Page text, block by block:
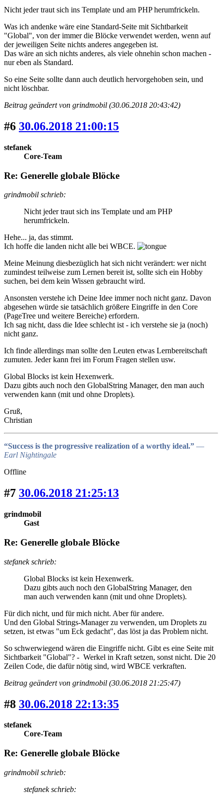
Nicht jeder traut sich ins Template und am PHP herumfrickeln.
Was ich andenke wäre eine Standard-Seite mit Sichtbarkeit
"Global", von der immer die Blöcke verwendet werden, wenn auf
der jeweiligen Seite nichts anderes angegeben ist.
Das wäre an sich nichts anderes, als viele ohnehin schon machen -
nur eben als Standard.
So eine Seite sollte dann auch deutlich hervorgehoben sein, und
nicht löschbar.
Beitrag geändert von grindmobil (30.06.2018 20:43:42)
#6 30.06.2018 21:00:15
stefanek
Core-Team
Re: Generelle globale Blöcke
grindmobil schrieb:
Nicht jeder traut sich ins Template und am PHP
herumfrickeln.
Hehe... ja, das stimmt.
Ich hoffe die landen nicht alle bei WBCE.
Meine Meinung diesbezüglich hat sich nicht verändert: wer nicht
zumindest teilweise zum Lernen bereit ist, sollte sich ein Hobby
suchen, bei dem kein Wissen gebraucht wird.
Ansonsten verstehe ich Deine Idee immer noch nicht ganz. Davon
abgesehen würde sie tatsächlich größere Eingriffe in den Core
(PageTree und weitere Bereiche) erfordern.
Ich sag nicht, dass die Idee schlecht ist - ich verstehe sie ja (noch)
nicht ganz.
Ich finde allerdings man sollte den Leuten etwas Lernbereitschaft
zumuten. Jeder kann frei im Forum Fragen stellen usw.
Global Blocks ist kein Hexenwerk.
Dazu gibts auch noch den GlobalString Manager, den man auch
verwenden kann (mit und ohne Droplets).
Gruß,
Christian
“Success is the progressive realization of a worthy ideal.” ―
Earl Nightingale
Offline
#7 30.06.2018 21:25:13
grindmobil
Gast
Re: Generelle globale Blöcke
stefanek schrieb:
Global Blocks ist kein Hexenwerk.
Dazu gibts auch noch den GlobalString Manager, den
man auch verwenden kann (mit und ohne Droplets).
Für dich nicht, und für mich nicht. Aber für andere.
Und den Global Strings-Manager zu verwenden, um Droplets zu
setzen, ist etwas "um Eck gedacht", das löst ja das Problem nicht.
So schwerwiegend wären die Eingriffe nicht. Gibt es eine Seite mit
Sichtbarkeit "Global"? - Werkel in Kraft setzen, sonst nicht. Die 20
Zeilen Code, die dafür nötig sind, wird WBCE verkraften.
Beitrag geändert von grindmobil (30.06.2018 21:25:47)
#8 30.06.2018 22:13:35
stefanek
Core-Team
Re: Generelle globale Blöcke
grindmobil schrieb:
stefanek schrieb: